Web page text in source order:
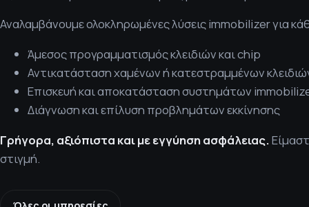
Αναλαμβάνουμε ολοκληρωμένες λύσεις immobilizer για
Άμεσος προγραμματισμός κλειδιών και chip
Αντικατάσταση χαμένων ή κατεστραμμένων
Επισκευή και αποκατάσταση συστημάτων
Διάγνωση και επίλυση προβλημάτων εκκίνησης
Γρήγορα, αξιόπιστα και με εγγύηση ασφάλειας.
στιγμή.